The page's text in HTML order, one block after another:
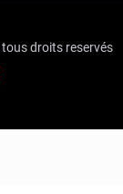
tous droits reservés